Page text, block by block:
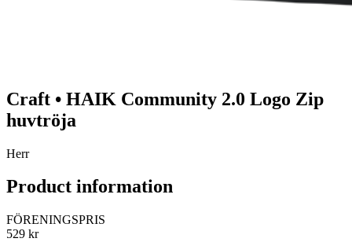
Craft • HAIK Community 2.0 Logo Zip
huvtröja
Herr
Product information
FÖRENINGSPRIS
529 kr